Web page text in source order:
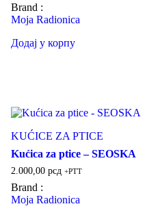
Brand :
Moja Radionica
Додај у корпу
KUĆICE ZA PTICE
Kućica za ptice – SEOSKA
2.000,00 рсд +PTT
Brand :
Moja Radionica